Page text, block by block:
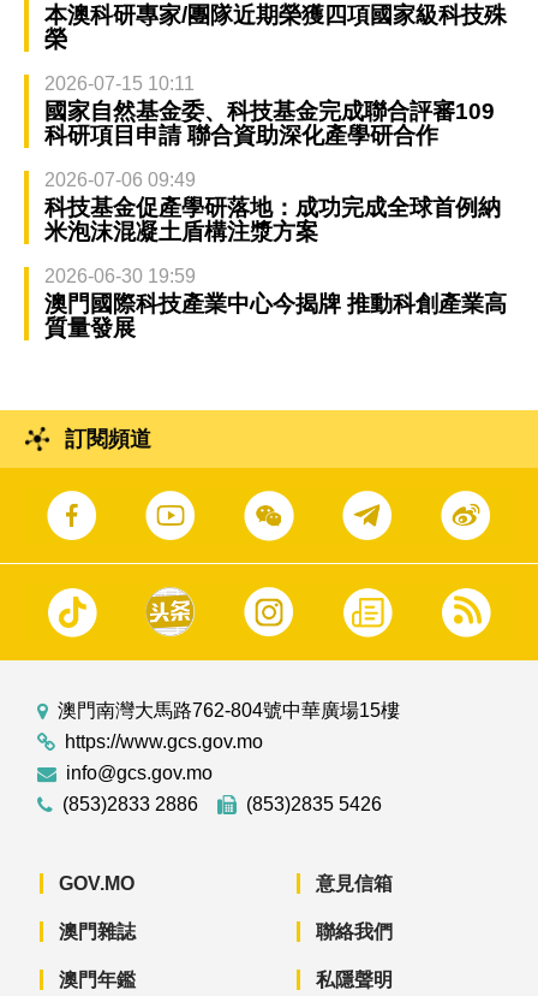
本澳科研專家/團隊近期榮獲四項國家級科技殊
榮
2026-07-15 10:11
國家自然基金委、科技基金完成聯合評審109
科研項目申請 聯合資助深化產學研合作
2026-07-06 09:49
科技基金促產學研落地：成功完成全球首例納
米泡沫混凝土盾構注漿方案
2026-06-30 19:59
澳門國際科技產業中心今揭牌 推動科創產業高
質量發展
訂閱頻道
澳門南灣大馬路762-804號中華廣場15樓
https://www.gcs.gov.mo
info@gcs.gov.mo
(853)2833 2886
(853)2835 5426
GOV.MO
澳門雜誌
澳門年鑑
意見信箱
聯絡我們
私隱聲明